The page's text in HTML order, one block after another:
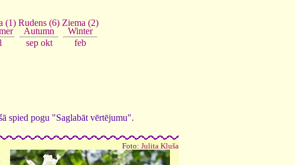
(1) Rudens (6)
Autumn
sep okt
Ziema (2)
Winter
feb
spied pogu "Saglabāt vērtējumu".
Foto: Julita Kluša